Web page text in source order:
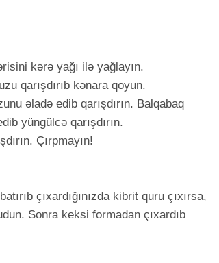
kərə yağı ilə yağlayın.
qarışdırıb kənara qoyun.
əladə edib qarışdırın. Balqabaq
yüngülcə qarışdırın.
Çırpmayın!
çıxardığınızda kibrit quru çıxırsa,
Sonra keksi formadan çıxardıb